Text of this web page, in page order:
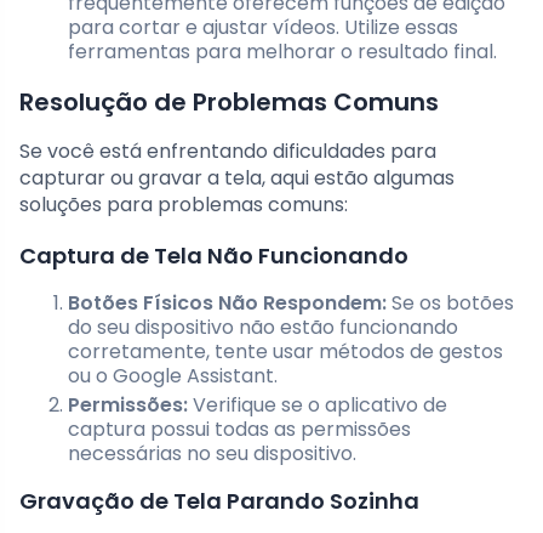
para cortar e ajustar vídeos. Utilize essas
ferramentas para melhorar o resultado final.
Resolução de Problemas Comuns
Se você está enfrentando dificuldades para
capturar ou gravar a tela, aqui estão algumas
soluções para problemas comuns:
Captura de Tela Não Funcionando
Botões Físicos Não Respondem:Se os botões
do seu dispositivo não estão funcionando
corretamente, tente usar métodos de gestos
ou o Google Assistant.
Permissões:Verifique se o aplicativo de
captura possui todas as permissões
necessárias no seu dispositivo.
Gravação de Tela Parando Sozinha